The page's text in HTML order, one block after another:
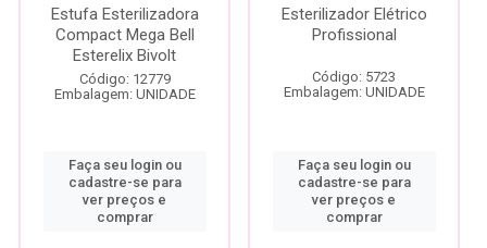
Estufa Esterilizadora
Compact Mega Bell
Esterelix Bivolt
Código: 12779
Embalagem: UNIDADE
Faça seu login ou
cadastre-se para
ver preços e
comprar
Esterilizador Elétrico
Profissional
Código: 5723
Embalagem: UNIDADE
Faça seu login ou
cadastre-se para
ver preços e
comprar